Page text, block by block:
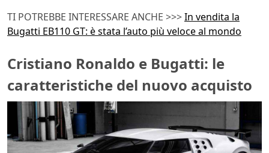
TI POTREBBE INTERESSARE ANCHE >>>In vendita la
Bugatti EB110 GT: è stata l’auto più veloce al mondo
Cristiano Ronaldo e Bugatti: le
caratteristiche del nuovo acquisto